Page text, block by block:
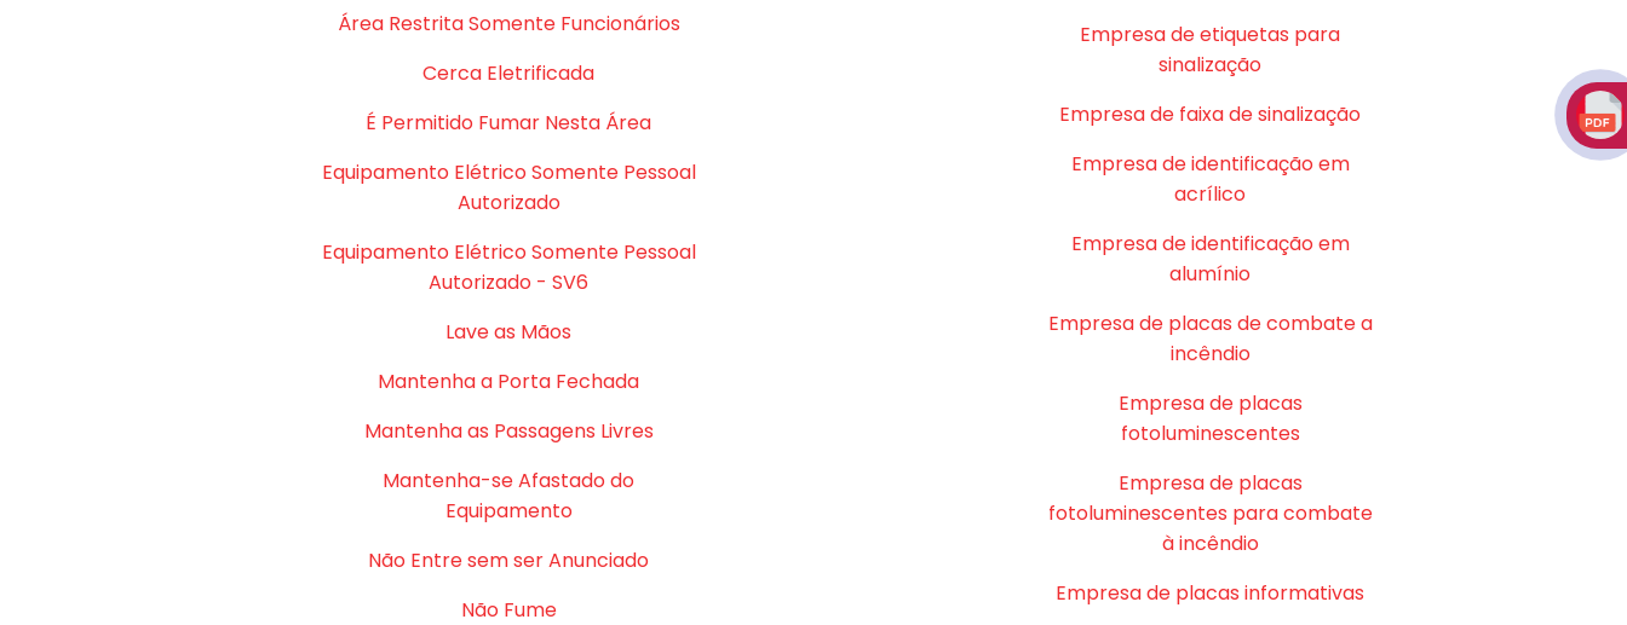
Área Restrita Somente Funcionários
Cerca Eletrificada
É Permitido Fumar Nesta Área
Equipamento Elétrico Somente Pessoal
Autorizado
Equipamento Elétrico Somente Pessoal
Autorizado - SV6
Lave as Mãos
Mantenha a Porta Fechada
Mantenha as Passagens Livres
Mantenha-se Afastado do
Equipamento
Não Entre sem ser Anunciado
Não Fume
Empresa de etiquetas para
sinalização
Empresa de faixa de sinalização
Empresa de identificação em
acrílico
Empresa de identificação em
alumínio
Empresa de placas de combate a
incêndio
Empresa de placas
fotoluminescentes
Empresa de placas
fotoluminescentes para combate
à incêndio
Empresa de placas informativas